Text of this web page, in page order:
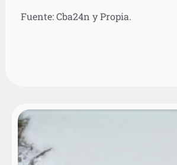
Fuente: Cba24n y Propia.